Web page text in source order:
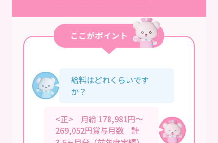
給料はどれくらいです
か？
<正> 月給 178,981円～
269,052円賞与月数 計